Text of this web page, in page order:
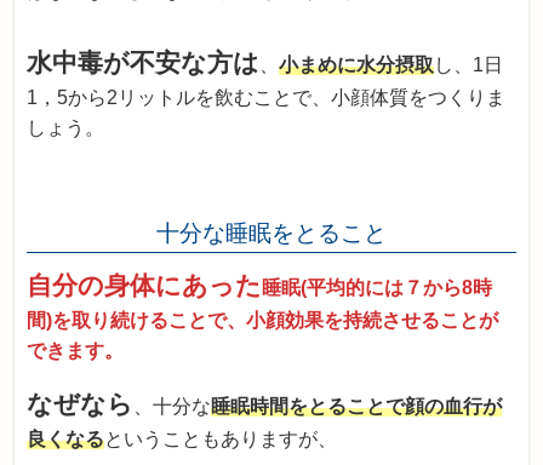
水中毒が不安な方は 、小まめに水分摂取し、1日
1，5から2リットルを飲むことで、小顔体質をつくりま
しょう。
十分な睡眠をとること
自分の身体にあった睡眠(平均的には７から8時
間)を取り続けることで、小顔効果を持続させることが
できます。
なぜなら 、十分な睡眠時間をとることで顔の血行が
良くなるということもありますが、